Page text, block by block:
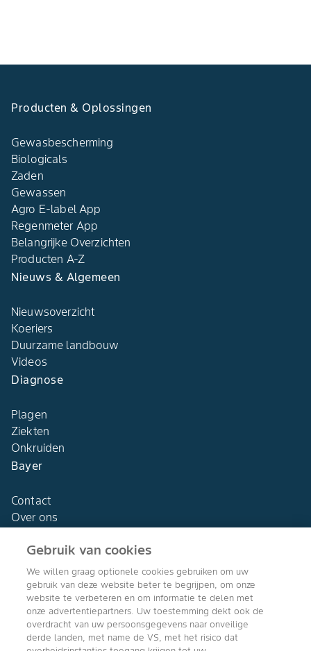
Producten & Oplossingen
Gewasbescherming
Biologicals
Zaden
Gewassen
Agro E-label App
Regenmeter App
Belangrijke Overzichten
Producten A-Z
Nieuws & Algemeen
Nieuwsoverzicht
Koeriers
Duurzame landbouw
Videos
Diagnose
Plagen
Ziekten
Onkruiden
Bayer
Contact
Over ons
Agro Bayer
Nederland
Gebruik van cookies
We willen graag optionele cookies gebruiken om uw
gebruik van deze website beter te begrijpen, om onze
website te verbeteren en om informatie te delen met
onze advertentiepartners. Uw toestemming dekt ook de
overdracht van uw persoonsgegevens naar onveilige
derde landen, met name de VS, met het risico dat